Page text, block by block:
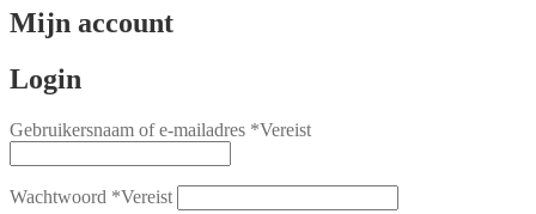
Mijn account
Login
Gebruikersnaam of e-mailadres *Vereist
Wachtwoord *Vereist